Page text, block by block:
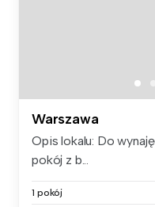
Warszawa
Opis lokalu: Do
pokój z b...
1 pokój